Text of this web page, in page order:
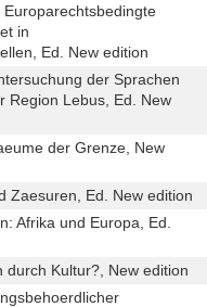
in
Ed. New edition
der Sprachen
Region Lebus, Ed. New
der Grenze, New
Zaesuren, Ed. New edition
Afrika und Europa, Ed.
durch Kultur?, New edition